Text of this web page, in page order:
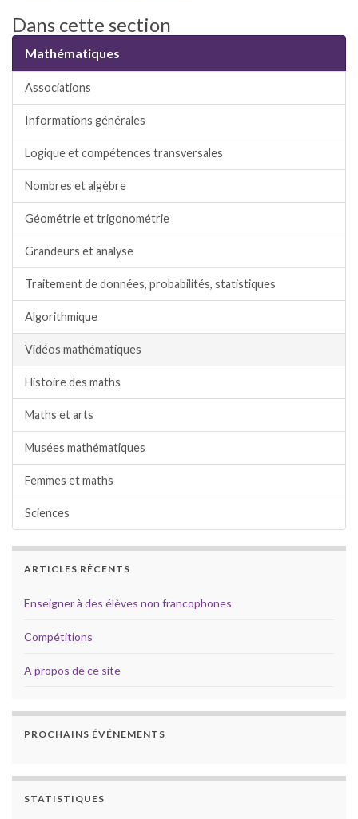
Dans cette section
Mathématiques
Associations
Informations générales
Logique et compétences transversales
Nombres et algèbre
Géométrie et trigonométrie
Grandeurs et analyse
Traitement de données, probabilités, statistiques
Algorithmique
Vidéos mathématiques
Histoire des maths
Maths et arts
Musées mathématiques
Femmes et maths
Sciences
ARTICLES RÉCENTS
Enseigner à des élèves non francophones
Compétitions
A propos de ce site
PROCHAINS ÉVÉNEMENTS
STATISTIQUES